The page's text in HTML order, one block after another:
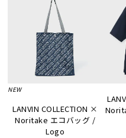
NEW
LANVIN COLLECTION ×
Noritake エコバッグ /
Logo